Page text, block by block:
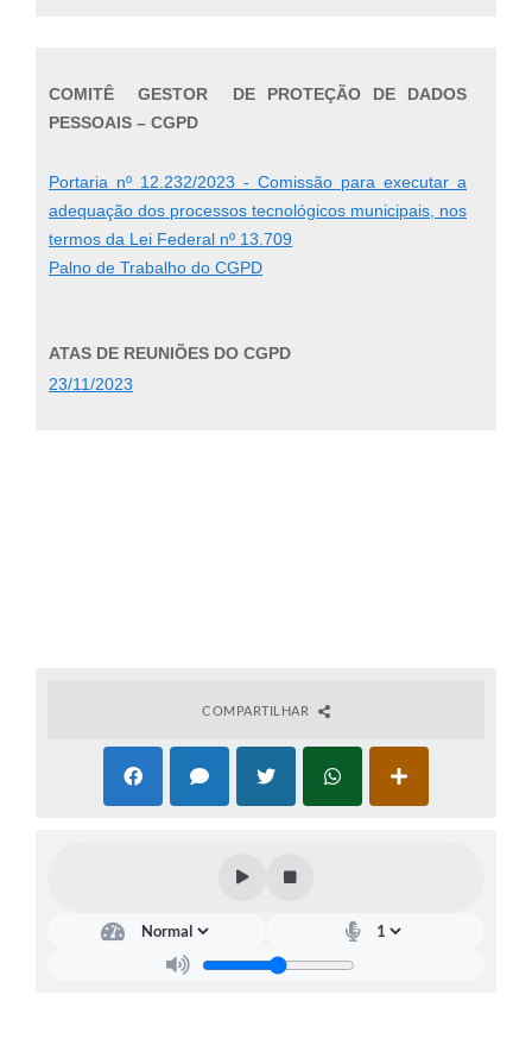
COMITÊ GESTOR DE PROTEÇÃO DE DADOS
PESSOAIS – CGPD
Portaria nº 12.232/2023 - Comissão para executar a
adequação dos processos tecnológicos municipais, nos
termos da Lei Federal nº 13.709
Palno de Trabalho do CGPD
ATAS DE REUNIÕES DO CGPD
23/11/2023
COMPARTILHAR